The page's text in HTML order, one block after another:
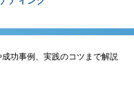
功事例、実践のコツまで解説